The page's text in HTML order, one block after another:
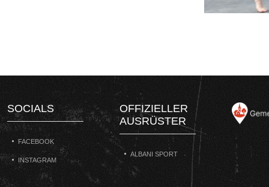
SOCIALS
FACEBOOK
INSTAGRAM
OFFIZIELLER
AUSRÜSTER
ALBANI SPORT